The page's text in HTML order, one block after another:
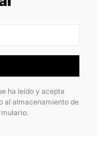
ha leído y acepta
al almacenamiento de